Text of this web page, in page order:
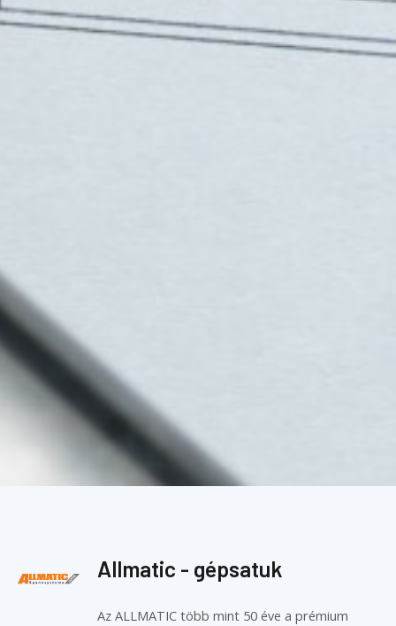
Allmatic - gépsatuk
Az ALLMATIC több mint 50 éve a prémium